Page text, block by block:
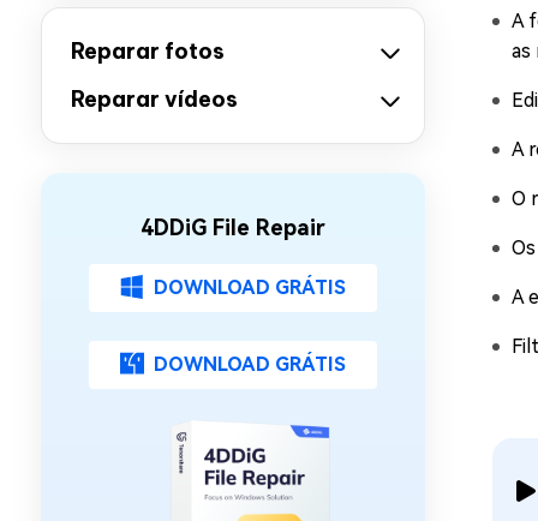
Reparar fotos
Reparar vídeos
4DDiG File Repair
DOWNLOAD GRÁTIS
DOWNLOAD GRÁTIS
A
as
A
O
A